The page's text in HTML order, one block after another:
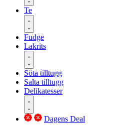
Te
Fudge
Lakrits
Söta tilltugg
Salta tilltugg
Delikatesser
Dagens Deal